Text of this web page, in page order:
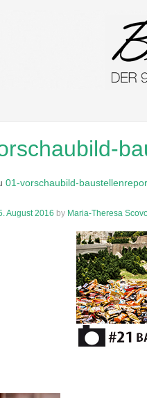
01-vorschaubild-
August 2016 by Maria-Theresa